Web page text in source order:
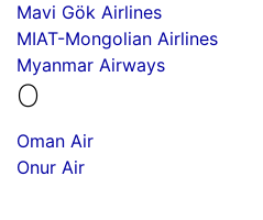
Mavi Gök Airlines
MIAT-Mongolian Airlines
Myanmar Airways
O
Oman Air
Onur Air